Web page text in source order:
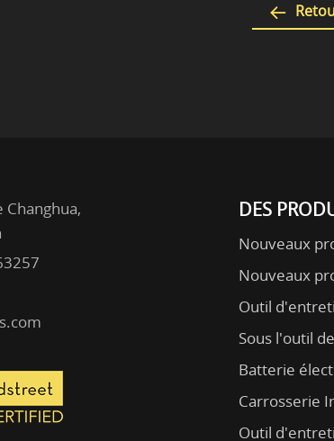
DES
Nouveaux
Nouveaux
Outil
Sous l'outil
Batterie
Carrosserie
Outil
Changhua,